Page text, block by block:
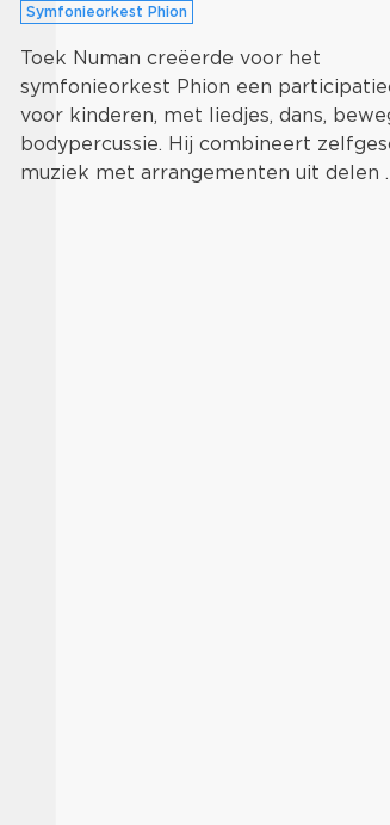
Symfonieorkest Phion
Toek Numan creëerde voor het
symfonieorkest Phion een
voor kinderen, met liedjes, dans,
bodypercussie. Hij combineert
muziek met arrangementen uit delen